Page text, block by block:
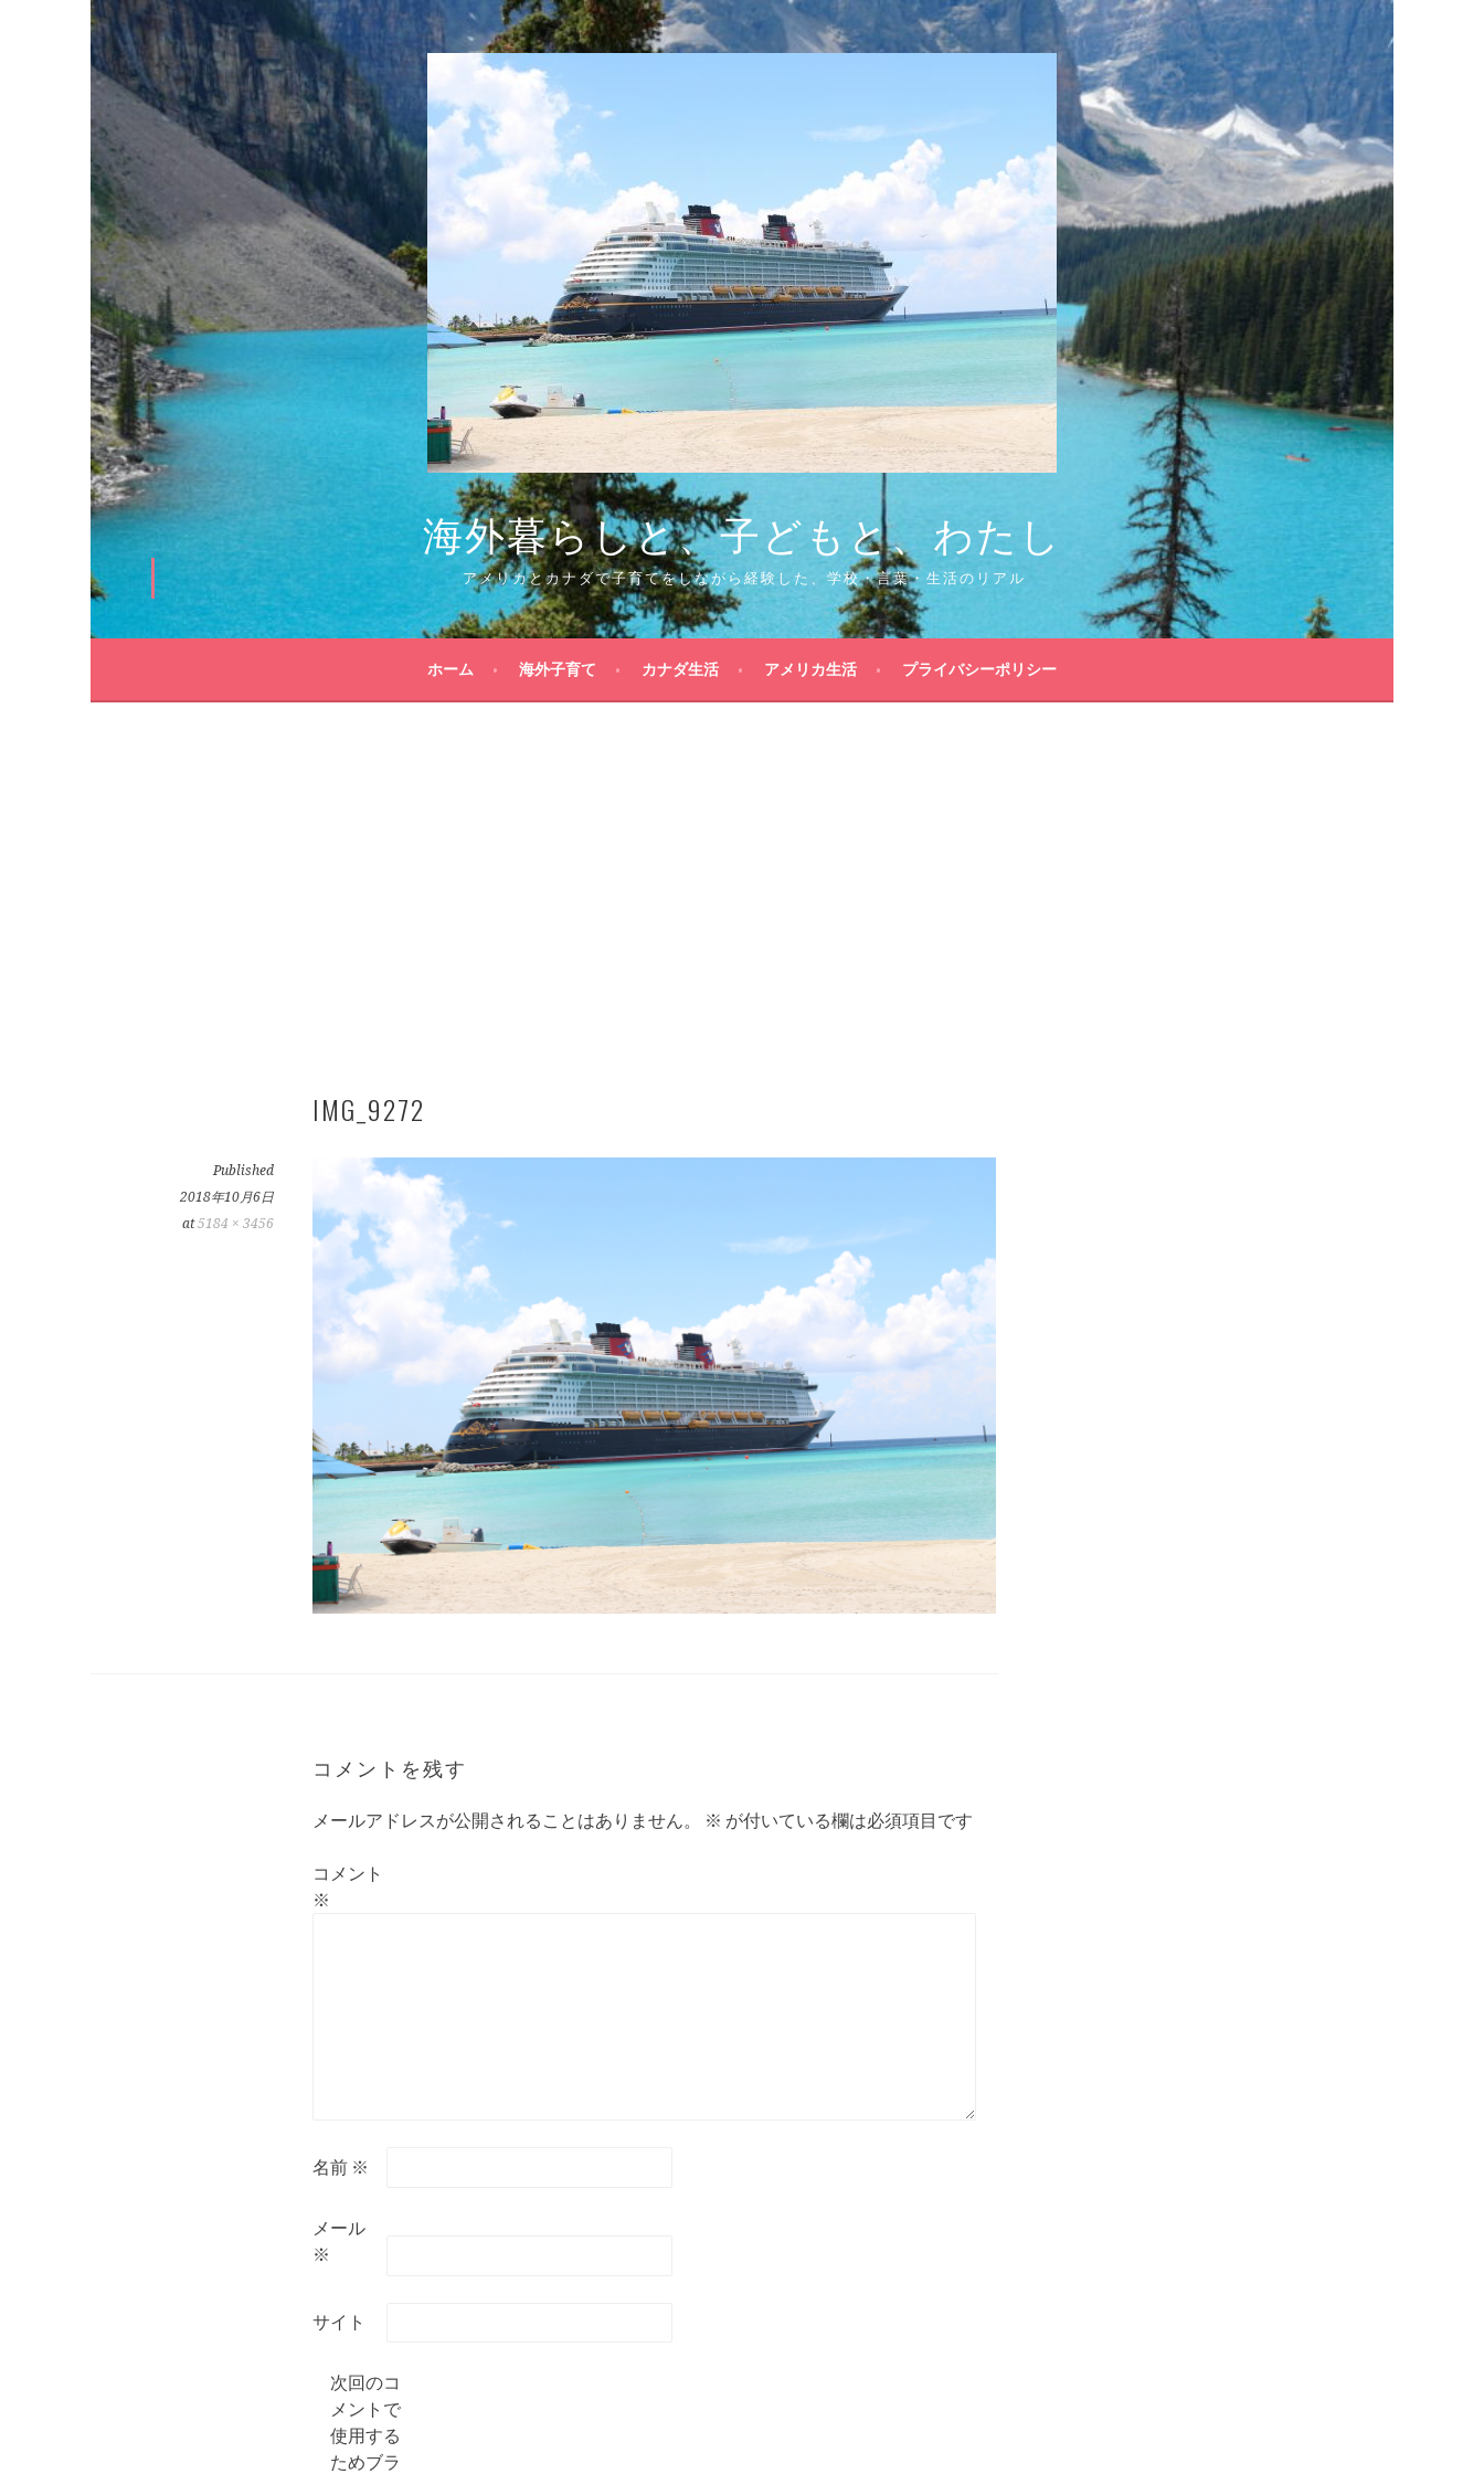
コ
ン
テ
ツ
へ
ス
キ
ッ
プ
海外暮らしと、子どもと、わたし
アメリカとカナダで子育てをしながら経験した、学校・言葉・生活のリアル
ホーム 海外子育て カナダ生活 アメリカ生活 プライバシーポリシー
IMG_9272
Published
2018年10月6日
at5184 × 3456
コメントを残す
メールアドレスが公開されることはありません。 ※ が付いている欄は必須項目です
コメント
※
名前 ※
メール
※
サイト
次回のコ
メントで
使用する
ためブラ